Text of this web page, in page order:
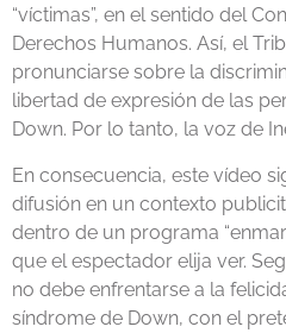
“víctimas”, en el sentido del
Derechos Humanos. Así, el
pronunciarse sobre la
libertad de expresión de las
Down. Por lo tanto, la voz de
En consecuencia, este vídeo
difusión en un contexto
dentro de un programa
que el espectador elija ver.
no debe enfrentarse a la
síndrome de Down, con el